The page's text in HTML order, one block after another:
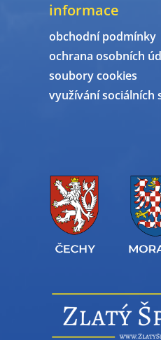
informace
obchodní podmínky
ochrana osobních
soubory cookies
využívání sociálních